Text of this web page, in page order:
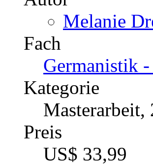
Melanie
Fach
Germanistik
Kategorie
Masterarbeit,
Preis
US$ 33,99